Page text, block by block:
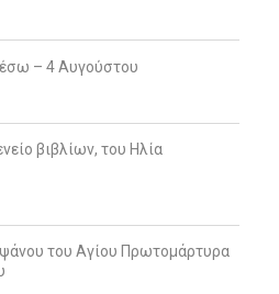
– 4 Αυγούστου
βιβλίων, του Ηλία
του Αγίου Πρωτομάρτυρα